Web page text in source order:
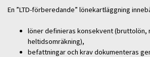
En ”LTD-förberedande” lönekartläggning
löner definieras konsekvent (bruttolön,
heltidsomräkning),
befattningar och krav dokumenteras